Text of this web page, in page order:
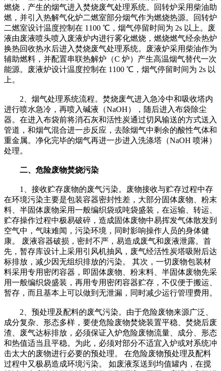
燃烧，产生的烟气进入焚烧废气处理系统。回转炉采用柴油助
燃，并引入热解气化炉二燃室部分烟气作为燃烧热源。回转炉
二燃室设计温度控制在 1100 ℃，烟气停留时间为 2s 以上。废
液由废液喷头喷入废液炉内进行雾化燃烧，燃烧燃气经余热炉
换热回收热水后进入焚烧废气处理系统。废液炉采用柴油作为
辅助燃料，并配置串联热解炉（C 炉）产生高温烟气替代一次
能源。废液炉设计温度控制在 1100 ℃，烟气停留时间为 2s 以
上。
2、烟气处理系统流程。焚烧废气进入急冷中和吸收塔内
进行喷水急冷，再喷入碱液（NaOH），随后进入布袋除尘
器。在进入布袋前将消石灰和活性炭通过切风输送的方式送入
管道，和烟气混合进一步反应，去除烟气中剩余的酸性气体和
重金属。净化完毕的烟气再进一步进入洗涤塔（NaOH 喷淋）
处理。
二、危险废物焚烧污染
1、接收贮存废物的废气污染。废物接收与贮存过程中存
在环境污染主要是包装容器密封性差，大部分固体废物、粉末
料、半固体废物采用一般编织袋或吨袋盛装，在运输、转运、
贮存操作过程中极易破碎，造成固体废物中易挥发气体散发到
空气中，气味难闻，污染环境，同时影响操作人员的身体健
康。 废液容器破损，密封不严，易造成废气和废液泄露。首
先，暂存库设计上采用引风机抽风，废气经活性炭塔吸附后达
标排放，减少因无组织排放的污染。 其次，一切废物包装材
料采用专用密闭容器，即固体废物、粉末料、半固体废物先采
用一般编织袋盛装，再用专用密闭容器贮存，不仅便于搬运、
暂存，而且基本上可以做到无泄漏，同时减少运行管理费用。
2、预处理及配料的废气污染。由于危险废物来源广泛、
成分复杂、形态多样，要使危险废物焚烧装置平稳、焚烧后废
渣、废气达标排放，必须保证入炉危险废物流量、成分、形态
和热值适当且平稳。为此，必须对部分不适宜入炉或对系统冲
击太大的废物进行必要的预处理。 在危险废物预处理及配料
过程中又极易造成环境污染。 如废液泵送到均值罐内，在搅